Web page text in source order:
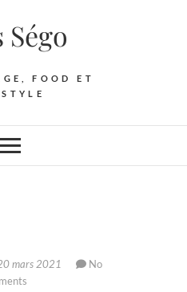
FOOD ET
mars 2021
No